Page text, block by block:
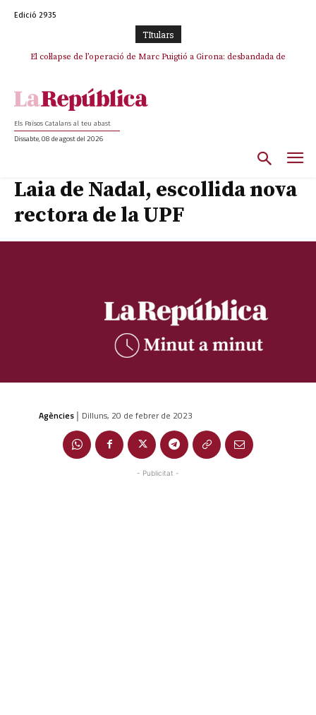
Edició 2935
TItulars
El col·lapse de l’operació de Marc Puigtió a Girona: desbandada de
Els Països Catalans al teu abast
Dissabte, 08 de agost del 2026
Laia de Nadal, escollida nova
rectora de la UPF
Agències | Dilluns, 20 de febrer de 2023
- Publicitat -